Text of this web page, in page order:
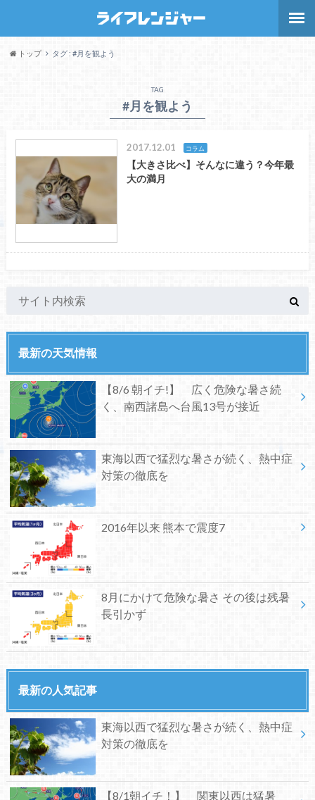
トップ タグ : #月を観よう
TAG
#月を観よう
2017.12.01 コラム
【大きさ比べ】そんなに違う？今年最
大の満月
最新の天気情報
【8/6 朝イチ!】 広く危険な暑さ続
く、南西諸島へ台風13号が接近
東海以西で猛烈な暑さが続く、熱中症
対策の徹底を
2016年以来 熊本で震度7
8月にかけて危険な暑さ その後は残暑
長引かず
最新の人気記事
東海以西で猛烈な暑さが続く、熱中症
対策の徹底を
【8/1朝イチ！】 関東以西は猛暑